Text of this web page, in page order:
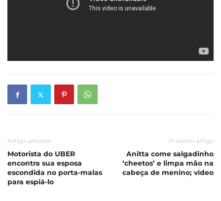
Artigo anterior
Motorista do UBER
encontra sua esposa
escondida no porta-malas
para espiá-lo
Próximo artigo
Anitta come salgadinho
‘cheetos’ e limpa mão na
cabeça de menino; vídeo